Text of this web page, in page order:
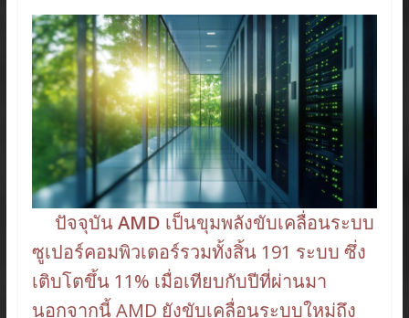
ปัจจุบันAMD เป็นขุมพลังขับเคลื่อนระบบ
ซูเปอร์คอมพิวเตอร์รวมทั้งสิ้น 191 ระบบ ซึ่ง
เติบโตขึ้น 11% เมื่อเทียบกับปีที่ผ่านมา
นอกจากนี้ AMD ยังขับเคลื่อนระบบใหม่ถึง